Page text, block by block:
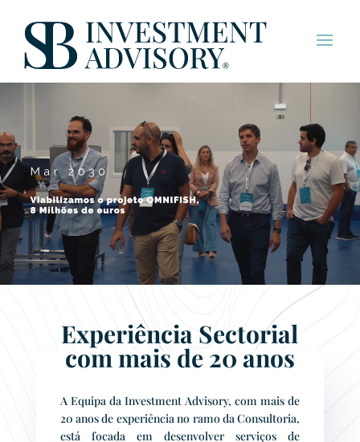
Experiência Sectorial
com mais de 20 anos
A Equipa da Investment Advisory, com mais de
20 anos de experiência no ramo da Consultoria,
está focada em desenvolver serviços de